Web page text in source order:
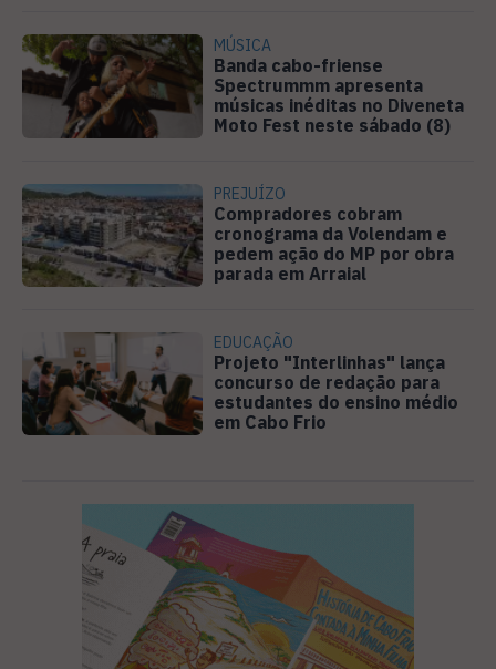
MÚSICA
Banda cabo-friense
Spectrummm apresenta
músicas inéditas no Diveneta
Moto Fest neste sábado (8)
PREJUÍZO
Compradores cobram
cronograma da Volendam e
pedem ação do MP por obra
parada em Arraial
EDUCAÇÃO
Projeto "Interlinhas" lança
concurso de redação para
estudantes do ensino médio
em Cabo Frio